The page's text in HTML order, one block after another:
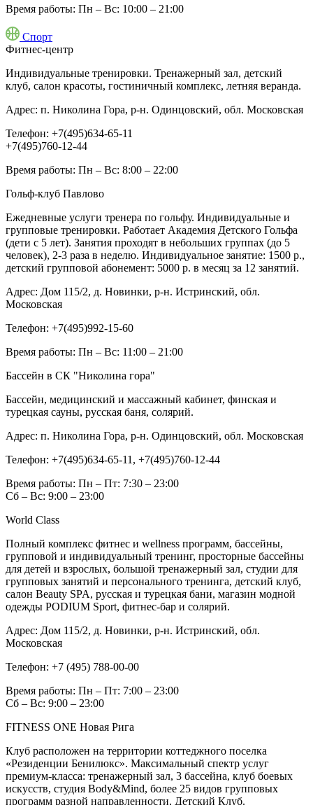
Время работы: Пн – Вс: 10:00 – 21:00
Спорт
Фитнес-центр
Индивидуальные тренировки. Тренажерный зал, детский
клуб, салон красоты, гостиничный комплекс, летняя веранда.
Адрес: п. Николина Гора, р-н. Одинцовский, обл. Московская
Телефон: +7(495)634-65-11
+7(495)760-12-44
Время работы: Пн – Вс: 8:00 – 22:00
Гольф-клуб Павлово
Ежедневные услуги тренера по гольфу. Индивидуальные и
групповые тренировки. Работает Академия Детского Гольфа
(дети с 5 лет). Занятия проходят в небольших группах (до 5
человек), 2-3 раза в неделю. Индивидуальное занятие: 1500 р.,
детский групповой абонемент: 5000 р. в месяц за 12 занятий.
Адрес: Дом 115/2, д. Новинки, р-н. Истринский, обл.
Московская
Телефон: +7(495)992-15-60
Время работы: Пн – Вс: 11:00 – 21:00
Бассейн в СК "Николина гора"
Бассейн, медицинский и массажный кабинет, финская и
турецкая сауны, русская баня, солярий.
Адрес: п. Николина Гора, р-н. Одинцовский, обл. Московская
Телефон: +7(495)634-65-11, +7(495)760-12-44
Время работы: Пн – Пт: 7:30 – 23:00
Сб – Вс: 9:00 – 23:00
World Class
Полный комплекс фитнес и wellness программ, бассейны,
групповой и индивидуальный тренинг, просторные бассейны
для детей и взрослых, большой тренажерный зал, студии для
групповых занятий и персонального тренинга, детский клуб,
салон Beauty SPA, русская и турецкая бани, магазин модной
одежды PODIUM Sport, фитнес-бар и солярий.
Адрес: Дом 115/2, д. Новинки, р-н. Истринский, обл.
Московская
Телефон: +7 (495) 788-00-00
Время работы: Пн – Пт: 7:00 – 23:00
Сб – Вс: 9:00 – 23:00
FITNESS ONE Новая Рига
Клуб расположен на территории коттеджного поселка
«Резиденции Бенилюкс». Максимальный спектр услуг
премиум-класса: тренажерный зал, 3 бассейна, клуб боевых
искусств, студия Body&Mind, более 25 видов групповых
программ разной направленности, Детский Клуб.